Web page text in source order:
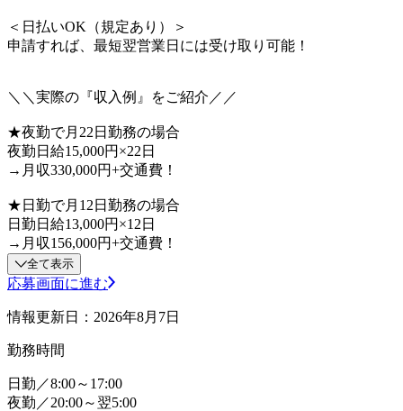
＜日払いOK（規定あり）＞
申請すれば、最短翌営業日には受け取り可能！
＼＼実際の『収入例』をご紹介／／
★夜勤で月22日勤務の場合
夜勤日給15,000円×22日
→月収330,000円+交通費！
★日勤で月12日勤務の場合
日勤日給13,000円×12日
→月収156,000円+交通費！
全て表示
応募画面に進む
情報更新日：2026年8月7日
勤務時間
日勤／8:00～17:00
夜勤／20:00～翌5:00